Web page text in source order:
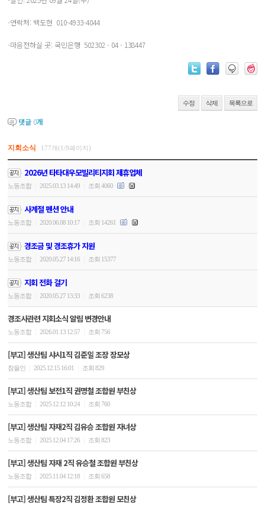
-연락처: 백도현 010-4933-4044
-마음전하실 곳: 국민은행 502302 - 04 - 138447
수정 삭제 목록으로
댓글 0개
지회소식 177개(1/9페이지)
2026년 타타대우모빌리티지회 제휴업체
노동조합 2025.03.13 14:49 조회 4060
사계절 펜션 안내
노동조합 2020.06.08 10:17 조회 14261
경조금 및 경조휴가 지원
노동조합 2020.05.27 14:16 조회 15377
지회 전화 걸기
노동조합 2020.05.27 13:33 조회 6238
경조사관련 지회소식 알림 변경안내
노동조합 2026.01.13 12:57 조회 756
[부고] 생산팀 샤시1직 김준일 조장 장모상
참을인 2025.12.15 16:01 조회 829
[부고] 생산팀 보전1직 권명철 조합원 부친상
노동조합 2025.12.12 10:24 조회 760
[부고] 생산팀 자재2직 김유승 조합원 자녀상
노동조합 2025.12.04 17:26 조회 823
[부고] 생산팀 자재 2직 유승철 조합원 부친상
노동조합 2025.11.04 12:18 조회 658
[부고] 생산팀 특장2직 김정환 조합원 모친상